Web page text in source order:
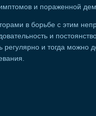
и пораженной
в борьбе с этим
и
регулярно и тогда можно